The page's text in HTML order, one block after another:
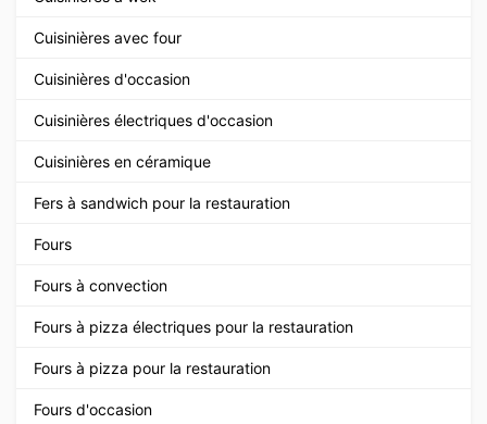
Cuisinières avec four
Cuisinières d'occasion
Cuisinières électriques d'occasion
Cuisinières en céramique
Fers à sandwich pour la restauration
Fours
Fours à convection
Fours à pizza électriques pour la restauration
Fours à pizza pour la restauration
Fours d'occasion